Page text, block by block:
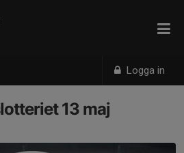
Logga in
13 maj